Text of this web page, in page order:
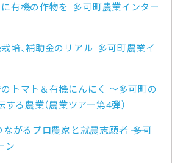
有機の作物を ―― 多可町農業インター
培、補助金のリアル ―― 多可町農業イ
トマト＆有機にんにく ～多可町の
る農業（農業ツアー第4弾）
がるプロ農家と就農志願者 ―― 多可
ン